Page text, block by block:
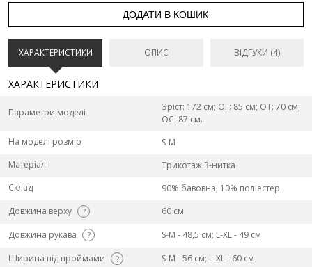
ДОДАТИ В КОШИК
ХАРАКТЕРИСТИКИ ОПИС ВІДГУКИ (4)
ХАРАКТЕРИСТИКИ
Параметри моделі
Зріст: 172 см; ОГ: 85 см; ОТ: 70 см;
ОС: 87 см.
На моделі розмір
S-M
Матеріал
Трикотаж 3-нитка
Склад
90% бавовна, 10% поліестер
Довжина верху
?
60 см
Довжина рукава
?
S-M - 48,5 см; L-ХL - 49 см
Ширина під проймами
? S-M - 56 см; L-ХL - 60 см